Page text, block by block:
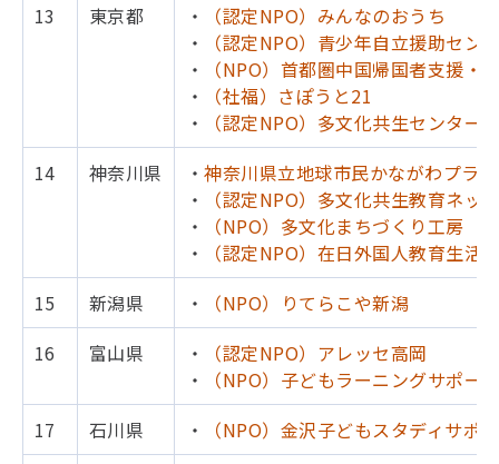
13
東京都 ・
（認定NPO）みんなのおうち
・
（認定NPO）青少年自立援助セン
・
（NPO）首都圏中国帰国者支援・
・
（社福）さぽうと21
・
（認定NPO）多文化共生センター
14
神奈川県 ・神奈川県立地球市民かながわプラ
・
（認定NPO）多文化共生教育ネ
・
（NPO）多文化まちづくり工房
・
（認定NPO）在日外国人教育生活
15
新潟県 ・
（NPO）りてらこや新潟
16
富山県 ・
（認定NPO）アレッセ高岡
・
（NPO）子どもラーニングサポー
17
石川県 ・
（NPO）金沢子どもスタディサポ